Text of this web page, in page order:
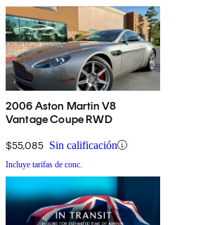
2006 Aston Martin V8
Vantage Coupe RWD
$55,085 Sin calificación
Incluye tarifas de conc.